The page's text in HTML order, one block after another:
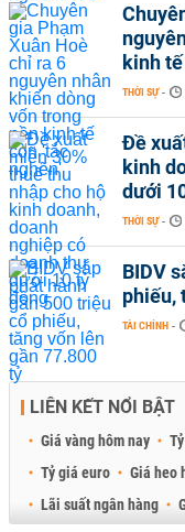
kinh
THỜI SỰ -
Đề
kinh
dưới
THỜI SỰ -
BIDV
phiếu,
TÀI CHÍNH -
LIÊN KẾT NỔI BẬT
Giá vàng hôm nay
Tỷ giá euro
Giá heo
Lãi suất ngân hàng